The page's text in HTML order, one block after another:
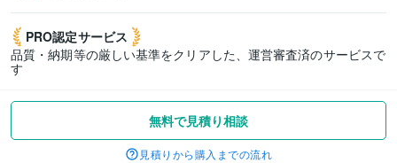
PRO認定サービス
品質・納期等の厳しい基準をクリアした、運営審査済のサービスで
す
無料で見積り相談
見積りから購入までの流れ